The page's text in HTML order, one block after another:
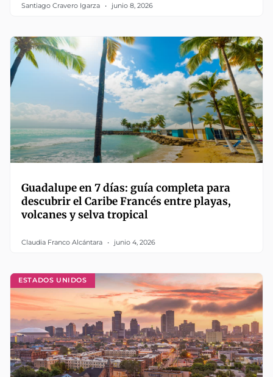
Santiago Cravero Igarza junio 8, 2026
Guadalupe en 7 días: guía completa para
descubrir el Caribe Francés entre playas,
volcanes y selva tropical
Claudia Franco Alcántara junio 4, 2026
ESTADOS UNIDOS